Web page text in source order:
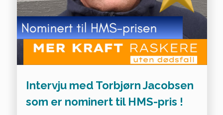
Intervju med Torbjørn Jacobsen
som er nominert til HMS-pris !